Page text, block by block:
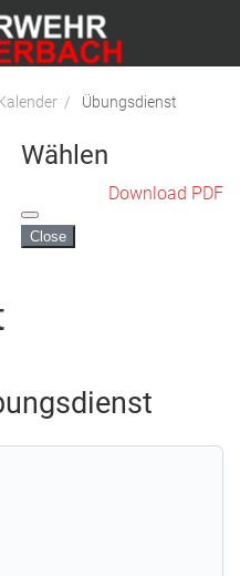
Übungsdienst
Wählen
Close
Download PDF